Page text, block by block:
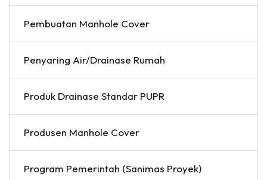
Pembuatan Manhole Cover
Penyaring Air/Drainase Rumah
Produk Drainase Standar PUPR
Produsen Manhole Cover
Program Pemerintah (Sanimas Proyek)